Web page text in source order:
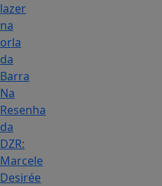
lazer
na
orla
da
Barra
Na
Resenha
da
DZR:
Marcele
Desirée